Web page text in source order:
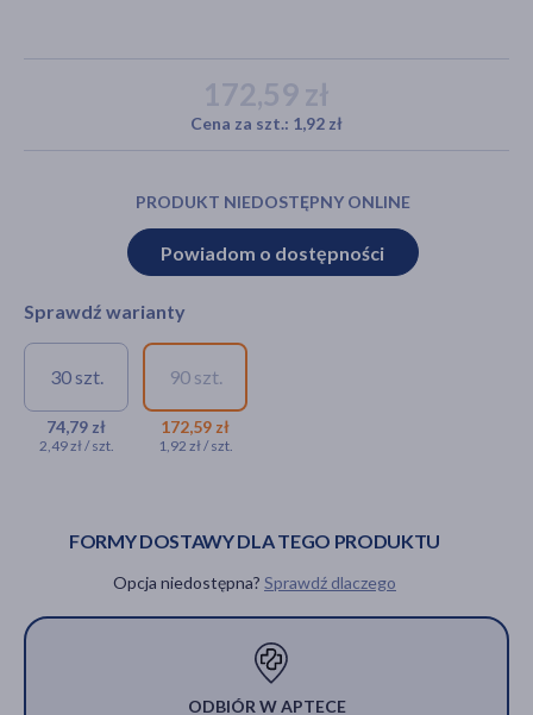
172,59 zł
Cena za szt.: 1,92 zł
PRODUKT NIEDOSTĘPNY ONLINE
Powiadom o dostępności
Sprawdź warianty
30 szt.
74,79 zł
2,49 zł / szt.
Viridian, Naturalna Witamina
E 330mg (400 IU), kapsułki, 30
szt.
90 szt.
172,59 zł
1,92 zł / szt.
PRODUKT CHWILOWO
FORMY DOSTAWY DLA TEGO PRODUKTU
Opcja niedostępna? Sprawdź dlaczego
ODBIÓR W APTECE